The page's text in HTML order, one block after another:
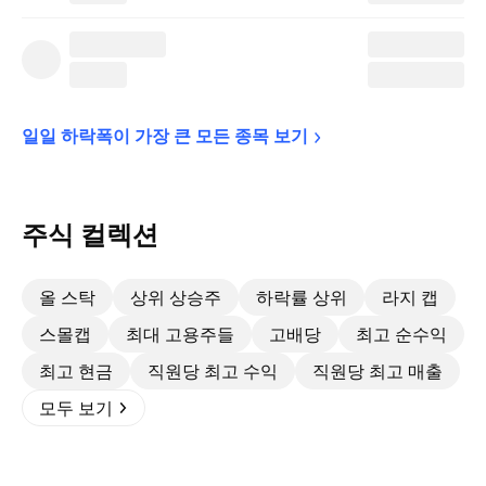
일일 하락폭이 가장 큰 모든 종목 보기
주식 컬렉션
올 스탁 상위 상승주 하락률 상위
라지 캡
스몰캡
최대 고용주들 고배당
최고 순수익
최고 현금
직원당 최고 수익
직원당 최고 매출
모두 보기